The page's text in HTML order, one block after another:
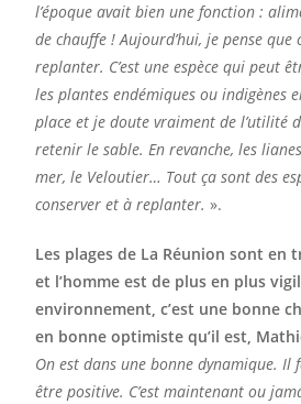
l’époque avait bien une fonction :
de chauffe ! Aujourd’hui, je pense que
replanter. C’est une espèce qui peut
les plantes endémiques ou indigènes
place et je doute vraiment de l’utilité
retenir le sable. En revanche, les
mer, le Veloutier… Tout ça sont des
conserver et à replanter.».
Les plages de La Réunion sont en
et l’homme est de plus en plus
environnement, c’est une bonne
en bonne optimiste qu’il est,
On est dans une bonne dynamique. Il
être positive. C’est maintenant ou